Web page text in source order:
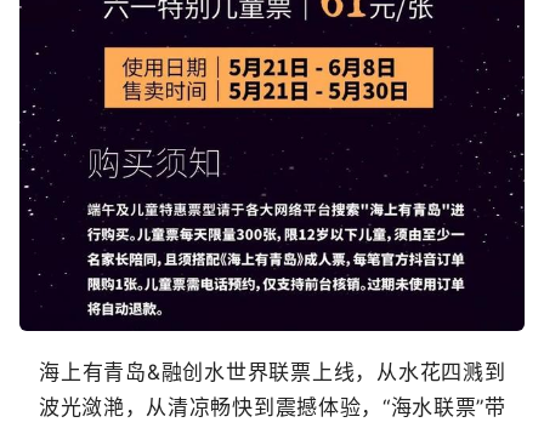
海上有青岛&融创水世界联票上线，从水花四溅到
波光潋滟，从清凉畅快到震撼体验，“海水联票”带